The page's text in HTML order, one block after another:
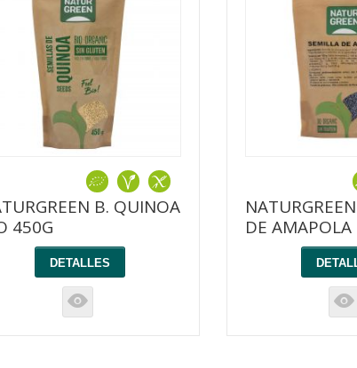
B. QUINOA
450G
DETALLES
K
DE
K